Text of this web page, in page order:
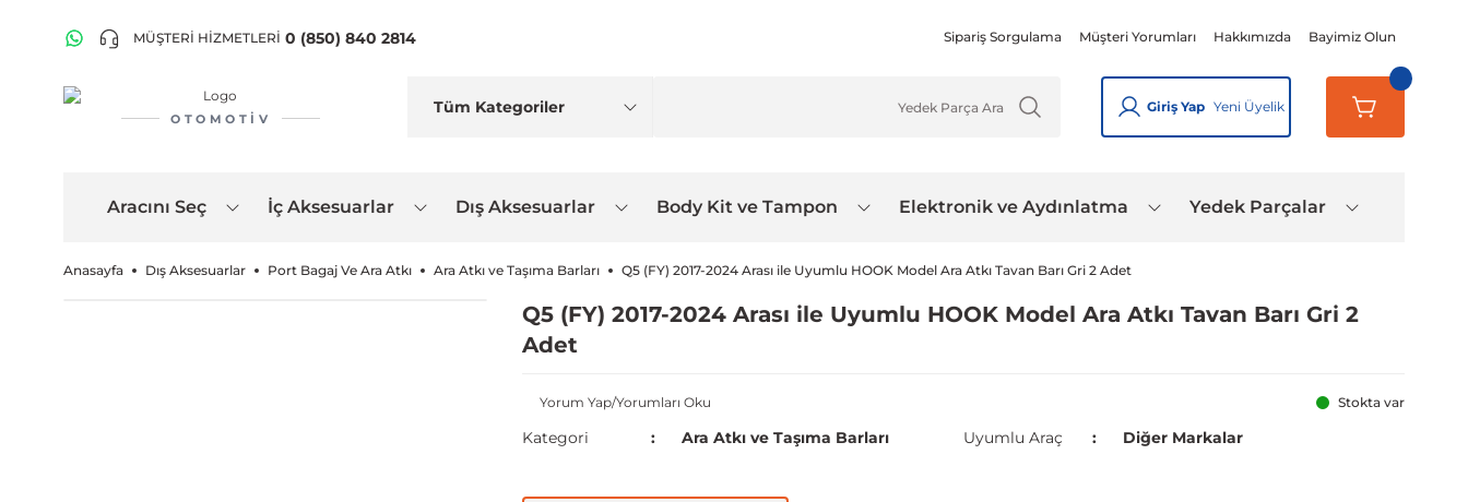
MÜŞTERİ HİZMETLERİ 0 (850) 840 2814 Sipariş Sorgulama Müşteri Yorumları Hakkımızda Bayimiz Olun
OTOMOTIV
Giriş Yap Yeni Üyelik
Aracını Seç İç Aksesuarlar Dış Aksesuarlar Body Kit ve Tampon Elektronik ve Aydınlatma Yedek Parçalar
Anasayfa Dış Aksesuarlar Port Bagaj Ve Ara Atkı Ara Atkı ve Taşıma Barları Q5 (FY) 2017-2024 Arası ile Uyumlu HOOK Model Ara Atkı Tavan Barı Gri 2 Adet
Q5 (FY) 2017-2024 Arası ile Uyumlu HOOK Model Ara Atkı Tavan Barı Gri 2
Adet
Yorum Yap/Yorumları Oku Stokta var
Kategori Ara Atkı ve Taşıma Barları Uyumlu Araç Diğer Markalar